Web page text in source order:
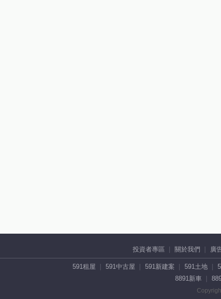
投資者專區 關於我們 廣
591租屋 591中古屋 591新建案 591土地
8891新車